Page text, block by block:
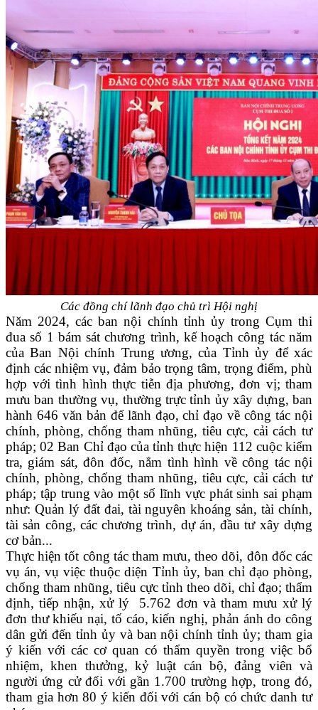
Các đồng chí lãnh đạo chủ trì Hội nghị
Năm 2024, các ban nội chính tỉnh ủy trong Cụm thi
đua số 1 bám sát chương trình, kế hoạch công tác năm
của Ban Nội chính Trung ương, của Tỉnh ủy để xác
định các nhiệm vụ, đảm bảo trọng tâm, trọng điểm, phù
hợp với tình hình thực tiễn địa phương, đơn vị; tham
mưu ban thường vụ, thường trực tỉnh ủy xây dựng, ban
hành 646 văn bản để lãnh đạo, chỉ đạo về công tác nội
chính, phòng, chống tham nhũng, tiêu cực, cải cách tư
pháp; 02 Ban Chỉ đạo của tỉnh thực hiện 112 cuộc kiểm
tra, giám sát, đôn đốc, nắm tình hình về công tác nội
chính, phòng, chống tham nhũng, tiêu cực, cải cách tư
pháp; tập trung vào một số lĩnh vực phát sinh sai phạm
như: Quản lý đất đai, tài nguyên khoáng sản, tài chính,
tài sản công, các chương trình, dự án, đầu tư xây dựng
cơ bản...
Thực hiện tốt công tác tham mưu, theo dõi, đôn đốc các
vụ án, vụ việc thuộc diện Tỉnh ủy, ban chỉ đạo phòng,
chống tham nhũng, tiêu cực tỉnh theo dõi, chỉ đạo; thẩm
định, tiếp nhận, xử lý 5.762 đơn và tham mưu xử lý
đơn thư khiếu nại, tố cáo, kiến nghị, phản ánh do công
dân gửi đến tỉnh ủy và ban nội chính tỉnh ủy; tham gia
ý kiến với các cơ quan có thẩm quyền trong việc bổ
nhiệm, khen thưởng, kỷ luật cán bộ, đảng viên và
người ứng cử đối với gần 1.700 trường hợp, trong đó,
tham gia hơn 80 ý kiến đối với cán bộ có chức danh tư